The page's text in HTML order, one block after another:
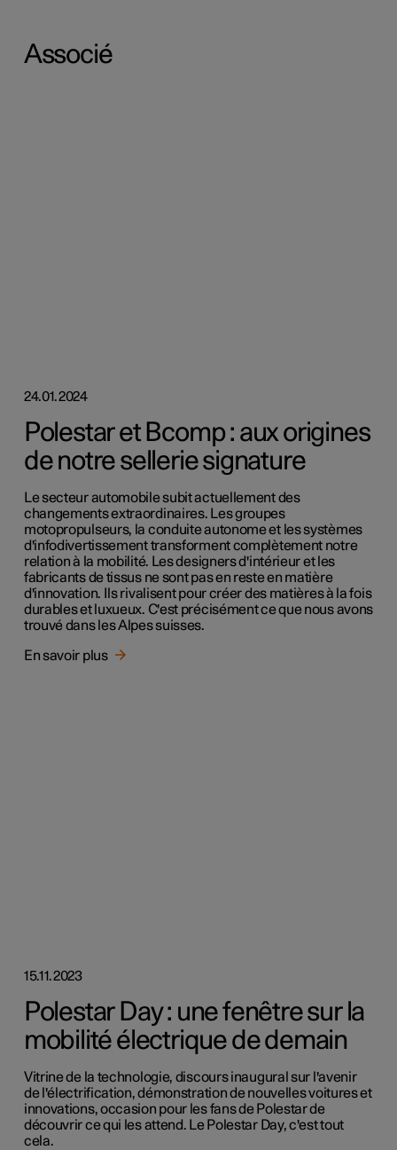
Associé
24.01.2024
Polestar et Bcomp : aux origines
de notre sellerie signature
Le secteur automobile subit actuellement des
changements extraordinaires. Les groupes
motopropulseurs, la conduite autonome et les systèmes
d'infodivertissement transforment complètement notre
relation à la mobilité. Les designers d'intérieur et les
fabricants de tissus ne sont pas en reste en matière
d'innovation. Ils rivalisent pour créer des matières à la fois
durables et luxueux. C'est précisément ce que nous avons
trouvé dans les Alpes suisses.
En savoir plus
15.11.2023
Polestar Day : une fenêtre sur la
mobilité électrique de demain
Vitrine de la technologie, discours inaugural sur l'avenir
de l'électrification, démonstration de nouvelles voitures et
innovations, occasion pour les fans de Polestar de
découvrir ce qui les attend. Le Polestar Day, c'est tout
cela.